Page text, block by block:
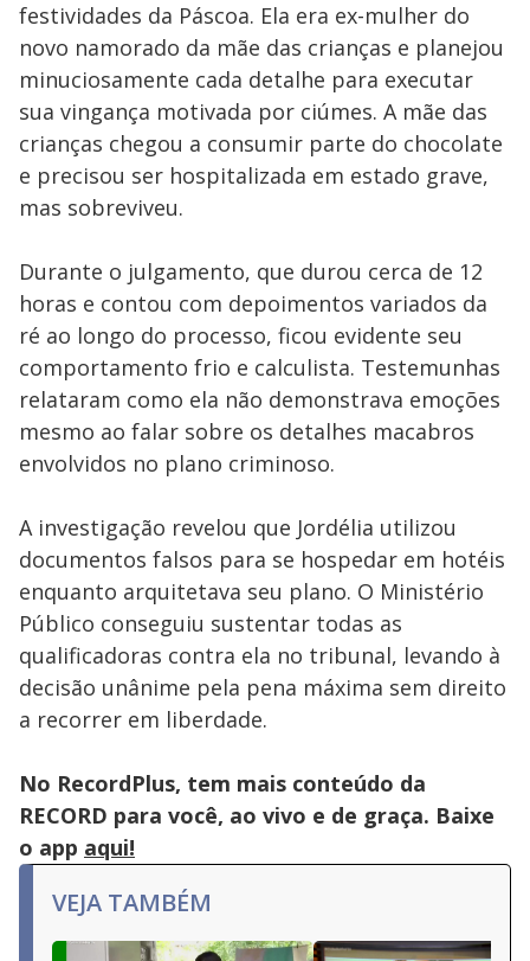
festividades da Páscoa. Ela era ex-mulher do
novo namorado da mãe das crianças e planejou
minuciosamente cada detalhe para executar
sua vingança motivada por ciúmes. A mãe das
crianças chegou a consumir parte do chocolate
e precisou ser hospitalizada em estado grave,
mas sobreviveu.
Durante o julgamento, que durou cerca de 12
horas e contou com depoimentos variados da
ré ao longo do processo, ficou evidente seu
comportamento frio e calculista. Testemunhas
relataram como ela não demonstrava emoções
mesmo ao falar sobre os detalhes macabros
envolvidos no plano criminoso.
A investigação revelou que Jordélia utilizou
documentos falsos para se hospedar em hotéis
enquanto arquitetava seu plano. O Ministério
Público conseguiu sustentar todas as
qualificadoras contra ela no tribunal, levando à
decisão unânime pela pena máxima sem direito
a recorrer em liberdade.
No RecordPlus, tem mais conteúdo da
RECORD para você, ao vivo e de graça. Baixe
o app aqui!
VEJA TAMBÉM